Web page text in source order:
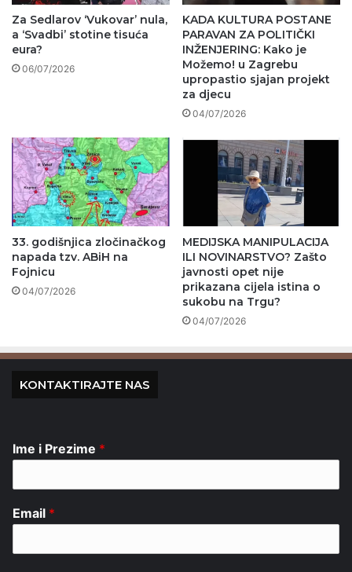
Za Sedlarov ‘Vukovar’ nula,
a ‘Svadbi’ stotine tisuća
eura?
06/07/2026
KADA KULTURA POSTANE
PARAVAN ZA POLITIČKI
INŽENJERING: Kako je
Možemo! u Zagrebu
upropastio sjajan projekt
za djecu
04/07/2026
33. godišnjica zločinačkog
napada tzv. ABiH na
Fojnicu
04/07/2026
MEDIJSKA MANIPULACIJA
ILI NOVINARSTVO? Zašto
javnosti opet nije
prikazana cijela istina o
sukobu na Trgu?
04/07/2026
KONTAKTIRAJTE NAS
Ime i Prezime *
Email *